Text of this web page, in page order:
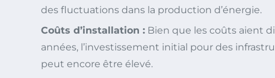
des fluctuations dans la production d’énergie.
Coûts d’installation : Bien que les coûts aient
années, l’investissement initial pour des
peut encore être élevé.